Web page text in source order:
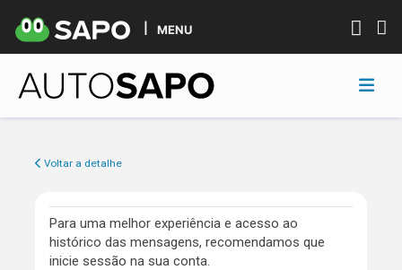
MENU
Voltar a detalhe
Para uma melhor experiência e acesso ao
histórico das mensagens, recomendamos que
inicie sessão na sua conta.